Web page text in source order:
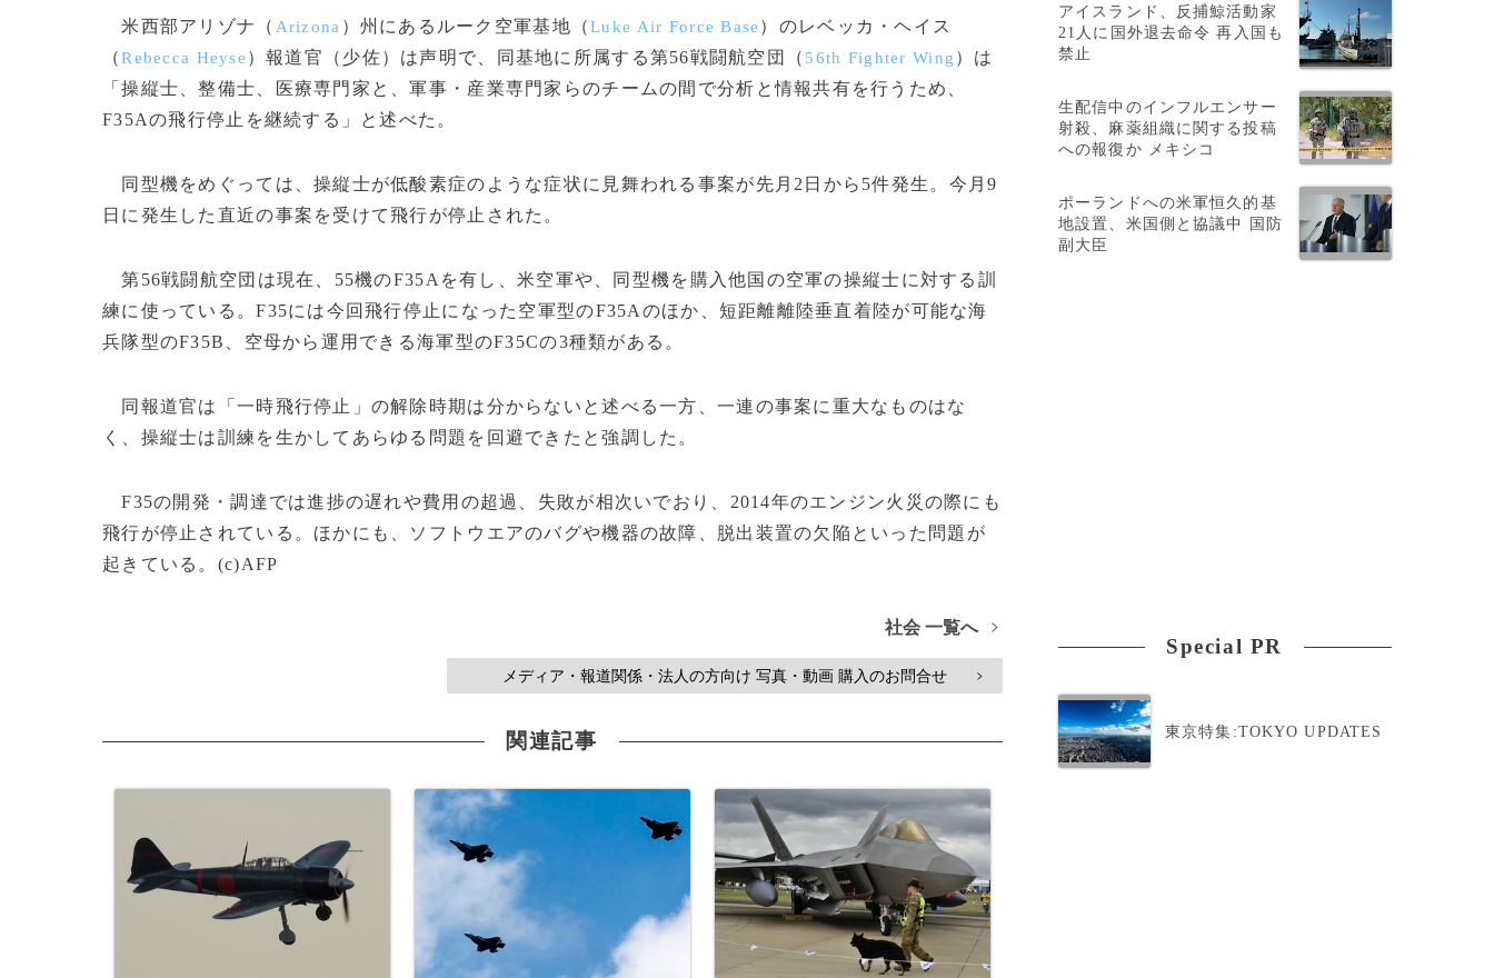
米西部アリゾナ（ Arizona ）州にあるルーク空軍基地（Luke Air Force Base ）のレベッカ・ヘイス
（Rebecca Heyse ）報道官（少佐）は声明で、同基地に所属する第56戦闘航空団（ 56th Fighter Wing ）は
「操縦士、整備士、医療専門家と、軍事・産業専門家らのチームの間で分析と情報共有を行うため、
F35Aの飛行停止を継続する」と述べた。
同型機をめぐっては、操縦士が低酸素症のような症状に見舞われる事案が先月2日から5件発生。今月9
日に発生した直近の事案を受けて飛行が停止された。
第56戦闘航空団は現在、55機のF35Aを有し、米空軍や、同型機を購入他国の空軍の操縦士に対する訓
練に使っている。F35には今回飛行停止になった空軍型のF35Aのほか、短距離離陸垂直着陸が可能な海
兵隊型のF35B、空母から運用できる海軍型のF35Cの3種類がある。
同報道官は「一時飛行停止」の解除時期は分からないと述べる一方、一連の事案に重大なものはな
く、操縦士は訓練を生かしてあらゆる問題を回避できたと強調した。
F35の開発・調達では進捗の遅れや費用の超過、失敗が相次いでおり、2014年のエンジン火災の際にも
飛行が停止されている。ほかにも、ソフトウエアのバグや機器の故障、脱出装置の欠陥といった問題が
起きている。(c)AFP
社会 一覧へ >
メディア・報道関係・法人の方向け 写真・動画 購入のお問合せ >
関連記事
アイスランド、反捕鯨活動家
21人に国外退去命令 再入国も
禁止
生配信中のインフルエンサー
射殺、麻薬組織に関する投稿
への報復か メキシコ
ポーランドへの米軍恒久的基
地設置、米国側と協議中 国防
副大臣
Special PR
東京特集:TOKYO UPDATES